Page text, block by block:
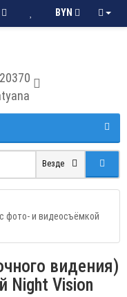
BYN
Везде
фото- и видеосъёмкой
видения)
Night Vision